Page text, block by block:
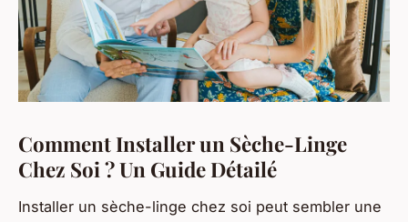
Comment Installer un Sèche-Linge
Chez Soi ? Un Guide Détailé
Installer un sèche-linge chez soi peut sembler une